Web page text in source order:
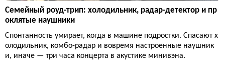
Семейный роуд-трип: холодильник, радар-детектор и пр
оклятые наушники
Спонтанность умирает, когда в машине подростки. Спасают х
олодильник, комбо-радар и вовремя настроенные наушник
и, иначе — три часа концерта в акустике минивэна.